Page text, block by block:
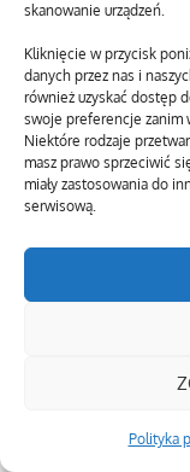
skanowanie urządzeń.
Kliknięcie w przycisk
danych przez nas i
również uzyskać dostęp
swoje preferencje zanim
Niektóre rodzaje
masz prawo sprzeciwić
miały zastosowania do
serwisową.
Polityka